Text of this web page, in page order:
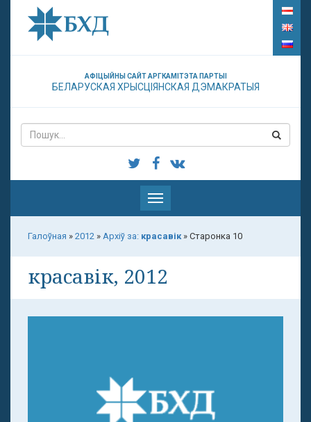
АФІЦЫЙНЫ САЙТ АРГКАМІТЭТА ПАРТЫІ
БЕЛАРУСКАЯ ХРЫСЦІЯНСКАЯ ДЭМАКРАТЫЯ
Паказаць
меню
Галоўная » 2012 » Архіў за: красавік» Старонка 10
красавік, 2012